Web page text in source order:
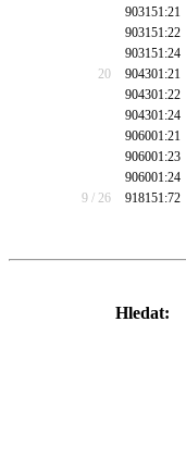
903151:21
903151:22
903151:24
20
904301:21
904301:22
904301:24
906001:21
906001:23
906001:24
9 / 26
918151:72
Hledat: